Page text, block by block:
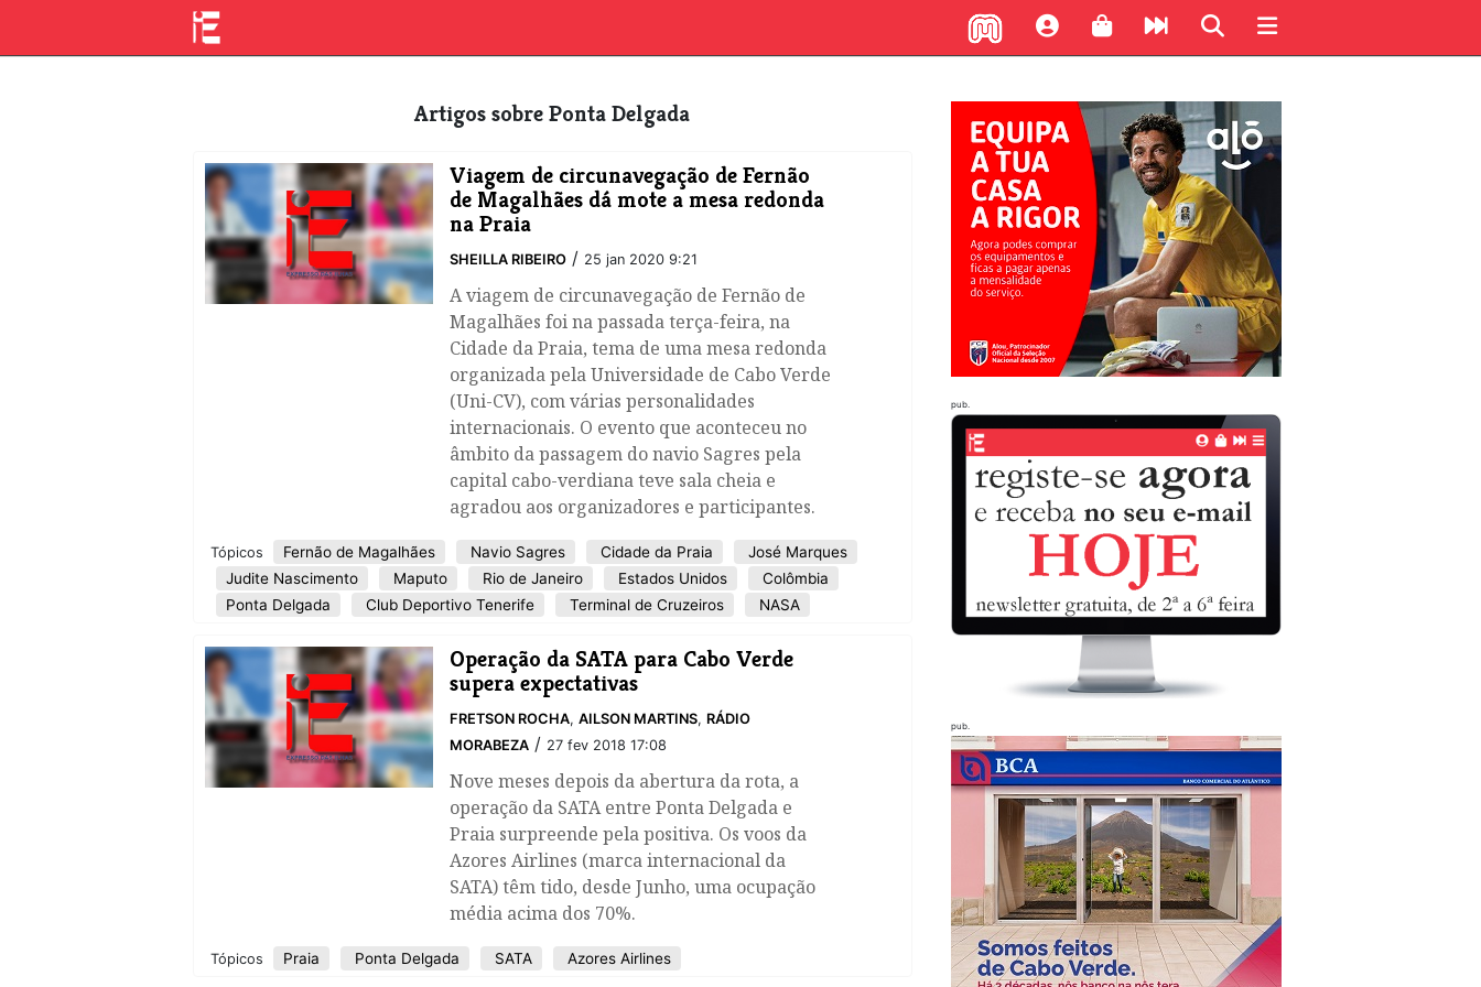
Artigos sobre Ponta Delgada
Viagem de circunavegação de Fernão
de Magalhães dá mote a mesa redonda
na Praia
SHEILLA RIBEIRO / 25 jan 2020 9:21
A viagem de circunavegação de Fernão de
Magalhães foi na passada terça-feira, na
Cidade da Praia, tema de uma mesa redonda
organizada pela Universidade de Cabo Verde
(Uni-CV), com várias personalidades
internacionais. O evento que aconteceu no
âmbito da passagem do navio Sagres pela
capital cabo-verdiana teve sala cheia e
agradou aos organizadores e participantes.
Tópicos Fernão de Magalhães Navio Sagres Cidade da Praia
José Marques
Judite Nascimento
Maputo Rio de Janeiro Estados Unidos
Colômbia
Ponta Delgada
Club Deportivo Tenerife Terminal de Cruzeiros NASA
Operação da SATA para Cabo Verde
supera expectativas
FRETSON ROCHA, AILSON MARTINS, RÁDIO
MORABEZA / 27 fev 2018 17:08
Nove meses depois da abertura da rota, a
operação da SATA entre Ponta Delgada e
Praia surpreende pela positiva. Os voos da
Azores Airlines (marca internacional da
SATA) têm tido, desde Junho, uma ocupação
média acima dos 70%.
Tópicos Praia Ponta Delgada SATA Azores Airlines
pub.
pub.